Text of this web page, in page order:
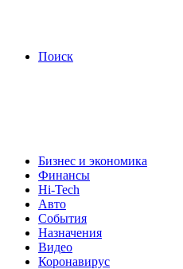
Поиск
Бизнес и экономика
Финансы
Hi-Tech
Авто
События
Назначения
Видео
Коронавирус